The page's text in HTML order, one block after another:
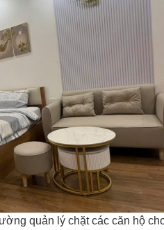
quản lý chặt các căn hộ